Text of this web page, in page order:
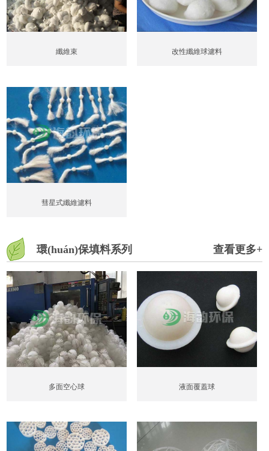
纖維束 改性纖維球濾料
彗星式纖維濾料
環(huán)保填料系列 查看更多+
多面空心球 液面覆蓋球